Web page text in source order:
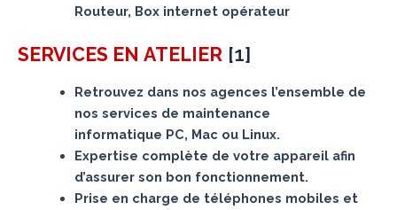
Routeur, Box internet opérateur
SERVICES EN ATELIER [1]
Retrouvez dans nos agences l’ensemble de
nos services de maintenance
informatique PC, Mac ou Linux.
Expertise complète de votre appareil afin
d’assurer son bon fonctionnement.
Prise en charge de téléphones mobiles et